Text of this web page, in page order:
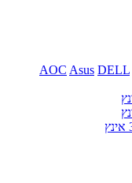
AOC Asus DELL